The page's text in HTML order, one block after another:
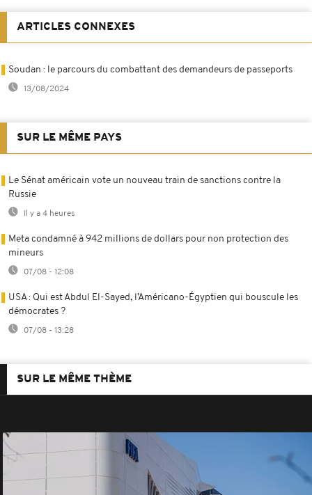
ARTICLES CONNEXES
Soudan : le parcours du combattant des demandeurs de passeports
13/08/2024
SUR LE MÊME PAYS
Le Sénat américain vote un nouveau train de sanctions contre la
Russie
Il y a 4 heures
Meta condamné à 942 millions de dollars pour non protection des
mineurs
07/08 - 12:08
USA : Qui est Abdul El-Sayed, l’Américano-Égyptien qui bouscule les
démocrates ?
07/08 - 13:28
SUR LE MÊME THÈME